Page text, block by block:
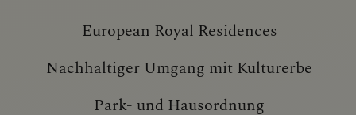
European Royal Residences
Nachhaltiger Umgang mit Kulturerbe
Park- und Hausordnung